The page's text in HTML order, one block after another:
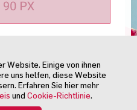
Website. Einige von ihnen
uns helfen, diese Website
Erfahren Sie hier mehr
und Cookie-Richtlinie.